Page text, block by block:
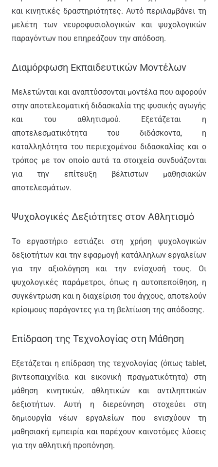
και κινητικές δραστηριότητες. Αυτό περιλαμβάνει τη
μελέτη των νευροφυσιολογικών και ψυχολογικών
παραγόντων που επηρεάζουν την απόδοση.
Διαμόρφωση Εκπαιδευτικών Μοντέλων
Μελετώνται και αναπτύσσονται μοντέλα που αφορούν
στην αποτελεσματική διδασκαλία της φυσικής αγωγής
και του αθλητισμού. Εξετάζεται η
αποτελεσματικότητα του διδάσκοντα, η
καταλληλότητα του περιεχομένου διδασκαλίας και ο
τρόπος με τον οποίο αυτά τα στοιχεία συνδυάζονται
για την επίτευξη βέλτιστων μαθησιακών
αποτελεσμάτων.
Ψυχολογικές Δεξιότητες στον Αθλητισμό
Το εργαστήριο εστιάζει στη χρήση ψυχολογικών
δεξιοτήτων και την εφαρμογή κατάλληλων εργαλείων
για την αξιολόγηση και την ενίσχυσή τους. Οι
ψυχολογικές παράμετροι, όπως η αυτοπεποίθηση, η
συγκέντρωση και η διαχείριση του άγχους, αποτελούν
κρίσιμους παράγοντες για τη βελτίωση της απόδοσης.
Επίδραση της Τεχνολογίας στη Μάθηση
Εξετάζεται η επίδραση της τεχνολογίας (όπως tablet,
βιντεοπαιχνίδια και εικονική πραγματικότητα) στη
μάθηση κινητικών, αθλητικών και αντιληπτικών
δεξιοτήτων. Αυτή η διερεύνηση στοχεύει στη
δημιουργία νέων εργαλείων που ενισχύουν τη
μαθησιακή εμπειρία και παρέχουν καινοτόμες λύσεις
για την αθλητική προπόνηση.